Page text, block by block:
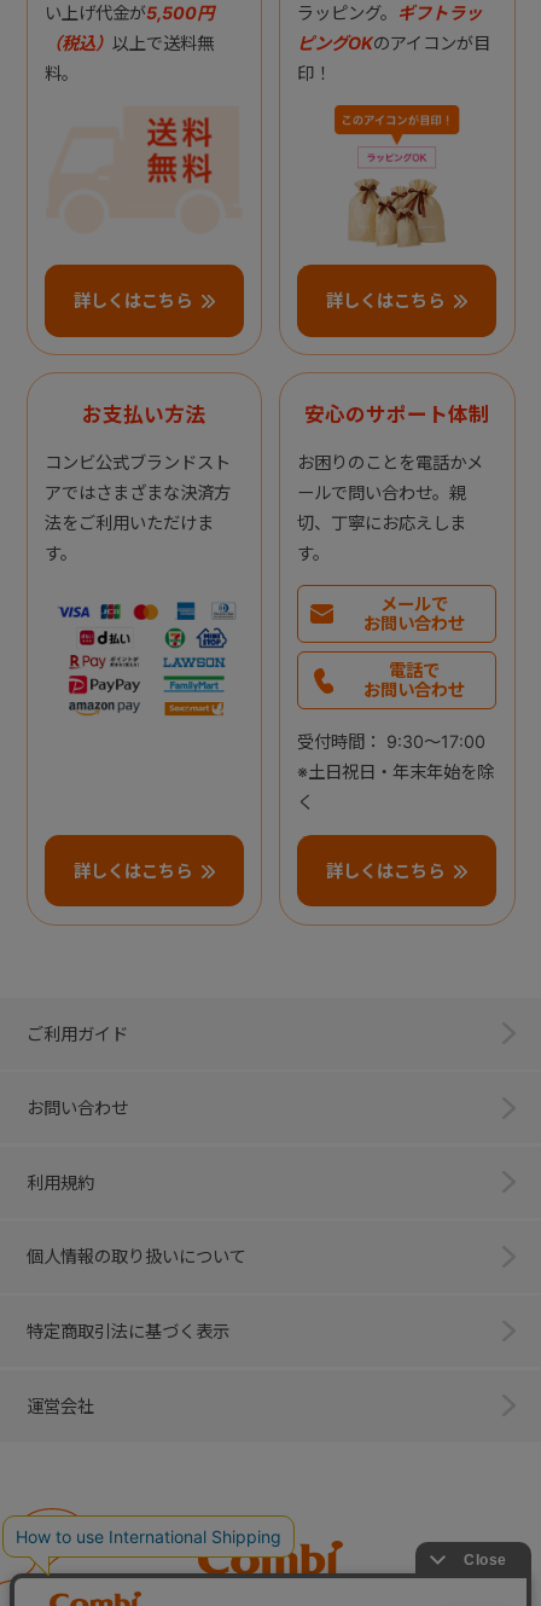
い上げ代金が5,500円
（税込） 以上で送料無
料。
詳しくはこちら
ラッピング。 ギフトラッ
ピングOKのアイコンが目
印！
詳しくはこちら
お支払い方法
コンビ公式ブランドスト
アではさまざまな決済方
法をご利用いただけま
す。
詳しくはこちら
安心のサポート体制
お困りのことを電話かメ
ールで問い合わせ。親
切、丁寧にお応えしま
す。
メールで
お問い合わせ
電話で
お問い合わせ
受付時間： 9:30～17:00
※土日祝日・年末年始を除
く
詳しくはこちら
ご利用ガイド
お問い合わせ
利用規約
個人情報の取り扱いについて
特定商取引法に基づく表示
運営会社